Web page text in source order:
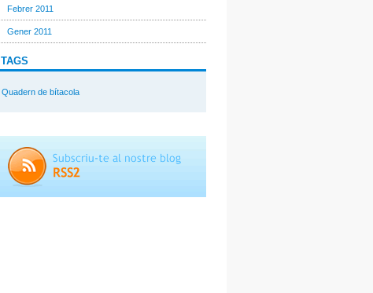
Febrer 2011
Gener 2011
TAGS
Quadern de bítacola